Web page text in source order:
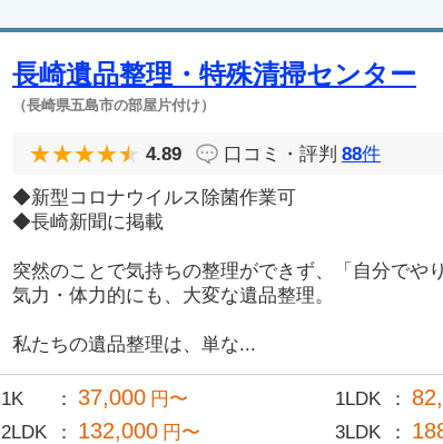
長崎遺品整理・特殊清掃センター
（長崎県五島市の部屋片付け）
4.89 口コミ・評判 88件
◆新型コロナウイルス除菌作業可
◆長崎新聞に掲載
突然のことで気持ちの整理ができず、「自分でや
気力・体力的にも、大変な遺品整理。
私たちの遺品整理は、単な...
1K 37,000 円〜 1LDK
2LDK
132,000 円〜 3LDK